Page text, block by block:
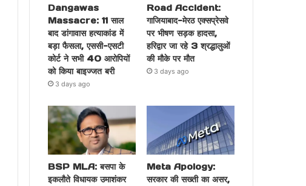
Dangawas
Massacre: 11 साल
बाद डांगावास हत्याकांड में
बड़ा फैसला, एससी-एसटी
कोर्ट ने सभी 40 आरोपियों
को किया बाइज्जत बरी
3 days ago
Road Accident:
गाजियाबाद-मेरठ एक्सप्रेसवे
पर भीषण सड़क हादसा,
हरिद्वार जा रहे 3 श्रद्धालुओं
की मौके पर मौत
3 days ago
BSP MLA: बसपा के
इकलौते विधायक उमाशंकर
Meta Apology:
सरकार की सख्ती का असर,